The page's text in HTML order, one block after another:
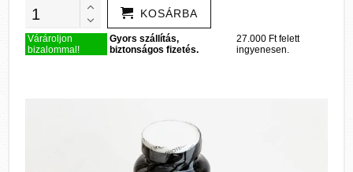
KOSÁRBA
Várároljon
bizalommal!
Gyors szállítás,
biztonságos fizetés.
27.000 Ft felett
ingyenesen.